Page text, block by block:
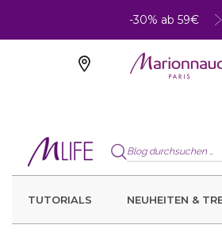
-30% ab 59€
TUTORIALS NEUHEITEN &